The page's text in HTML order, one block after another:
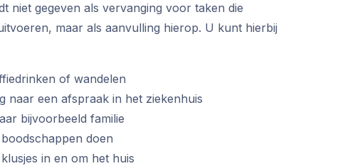
niet gegeven als vervanging voor taken die
maar als aanvulling hierop. U kunt hierbij
of wandelen
naar een afspraak in het ziekenhuis
bijvoorbeeld familie
doen
in en om het huis